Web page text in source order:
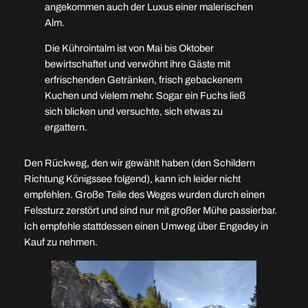
angekommen auch der Luxus einer malerischen
Alm.
Die Kührointalm ist von Mai bis Oktober
bewirtschaftet und verwöhnt ihre Gäste mit
erfrischenden Getränken, frisch gebackenem
Kuchen und vielem mehr. Sogar ein Fuchs ließ
sich blicken und versuchte, sich etwas zu
ergattern.
Den Rückweg, den wir gewählt haben (den Schildern
Richtung Königssee folgend), kann ich leider nicht
empfehlen. Große Teile des Weges wurden durch einen
Felssturz zerstört und sind nur mit großer Mühe passierbar.
Ich empfehle stattdessen einen Umweg über Engedey in
Kauf zu nehmen.